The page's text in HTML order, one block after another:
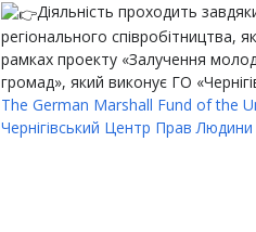
Діяльність проходить
регіонального
рамках проекту «Залучення
громад», який виконує ГО
The German Marshall Fund of the
Чернігівський Центр Прав Людини